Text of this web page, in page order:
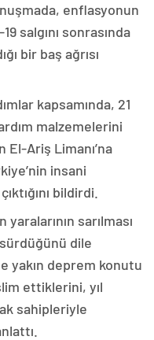
enflasyonun
salgını sonrasında
bir baş ağrısı
kapsamında, 21
malzemelerini
El-Ariş Limanı’na
insani
bildirdi.
sarılması
dile
yakın deprem konutu
ettiklerini, yıl
sahipleriyle